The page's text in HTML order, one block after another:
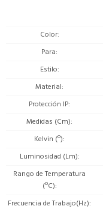
Color
Para
Estilo
Material
Protección IP
Medidas (Cm)
Kelvin (º)
Luminosidad (Lm)
Rango de Temperatura
(ºC)
Frecuencia de Trabajo(Hz)